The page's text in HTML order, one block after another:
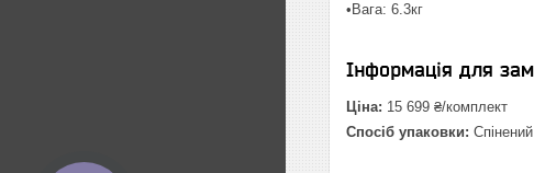
•Вага: 6.3кг
Інформація для
Ціна: 15 699 ₴/комплект
Спосіб упаковки: